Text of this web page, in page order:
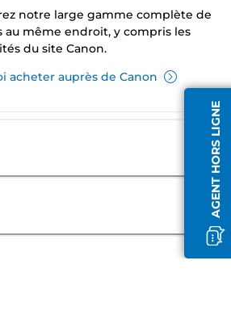
AGENT HORS LIGNE
notre large gamme complète de
au même endroit, y compris les
du site Canon.
acheter auprès de Canon